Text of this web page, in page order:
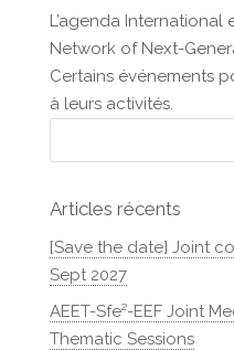
L’agenda International
Network of Next-
Certains événements
à leurs activités.
Articles récents
[Save the date] Joint
Sept 2027
AEET-Sfe²-EEF Joint
Thematic Sessions